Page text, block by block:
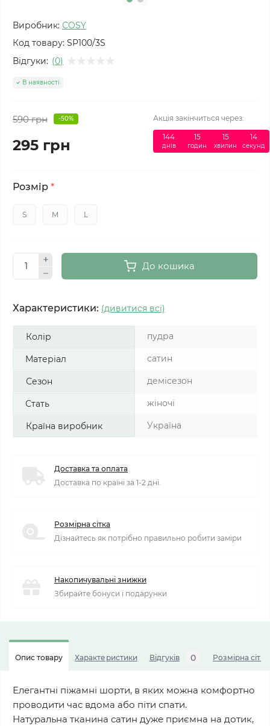
Виробник: COSY
Код товару: SP100/3S
Відгуки: (0)
В наявності
Акція закінчиться через:
144
днів
15
годин
15
хвилин
13
секунд
590 грн -50%
295 грн
Розмір *
S M L
До кошика
Характеристики: (дивитися всі)
Колір пудра
Матеріал сатин
Сезон демісезон
Стать жіночі
Країна виробник Україна
Доставка та оплата
Доставка по країні за 1-2 дні.
Розмірна сітка
Дізнайтесь як потрібно правильно робити заміри
Накопичувальні знижки
Збирайте бонуси і подарунки
Опис товару Характеристики Відгуків 0 Розмірна
Елегантні піжамні шорти, в яких можна комфортно
проводити час вдома або піти спати.
Натуральна тканина сатин дуже приємна на дотик,